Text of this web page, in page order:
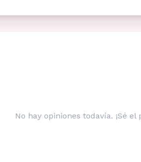
No hay opiniones todavía. ¡Sé